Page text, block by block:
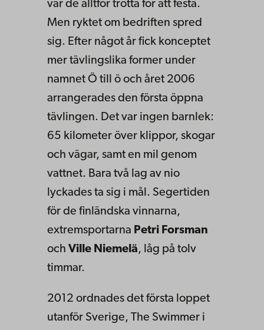
var de alltför trötta för att festa.
Men ryktet om bedriften spred
sig. Efter något år fick konceptet
mer tävlingslika former under
namnet Ö till ö och året 2006
arrangerades den första öppna
tävlingen. Det var ingen barnlek:
65 kilometer över klippor, skogar
och vägar, samt en mil genom
vattnet. Bara två lag av nio
lyckades ta sig i mål. Segertiden
för de finländska vinnarna,
extremsportarna Petri Forsman
och Ville Niemelä, låg på tolv
timmar.
2012 ordnades det första loppet
utanför Sverige, The Swimmer i